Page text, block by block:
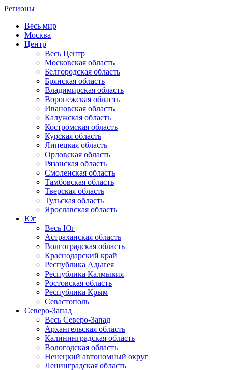
Регионы
Весь мир
Москва
Центр
Весь Центр
Московская область
Белгородская область
Брянская область
Владимирская область
Воронежская область
Ивановская область
Калужская область
Костромская область
Курская область
Липецкая область
Орловская область
Рязанская область
Смоленская область
Тамбовская область
Тверская область
Тульская область
Ярославская область
Юг
Весь Юг
Астраханская область
Волгоградская область
Краснодарский край
Республика Адыгея
Республика Калмыкия
Ростовская область
Республика Крым
Севастополь
Северо-Запад
Весь Северо-Запад
Архангельская область
Калининградская область
Вологодская область
Ненецкий автономный округ
Ленинградская область